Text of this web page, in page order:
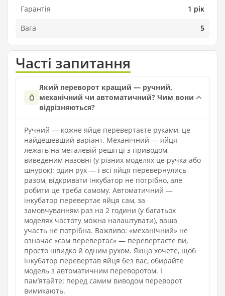
Гарантія
1 рік
Вага
5
Часті запитання
🥚
Який переворот кращий — ручний,
механічний чи автоматичний? Чим вони
відрізняються?
Ручний — кожне яйце перевертаєте руками, це
найдешевший варіант. Механічний — яйця
лежать на металевій решітці з приводом,
виведеним назовні (у різних моделях це ручка або
шнурок): один рух — і всі яйця перевернулись
разом, відкривати інкубатор не потрібно, але
робити це треба самому. Автоматичний —
інкубатор перевертає яйця сам, за
замовчуванням раз на 2 години (у багатьох
моделях частоту можна налаштувати), ваша
участь не потрібна. Важливо: «механічний» не
означає «сам перевертає» — перевертаєте ви,
просто швидко й одним рухом. Якщо хочете, щоб
інкубатор перевертав яйця без вас, обирайте
модель з автоматичним переворотом. І
памʼятайте: перед самим виводом переворот
вимикають.